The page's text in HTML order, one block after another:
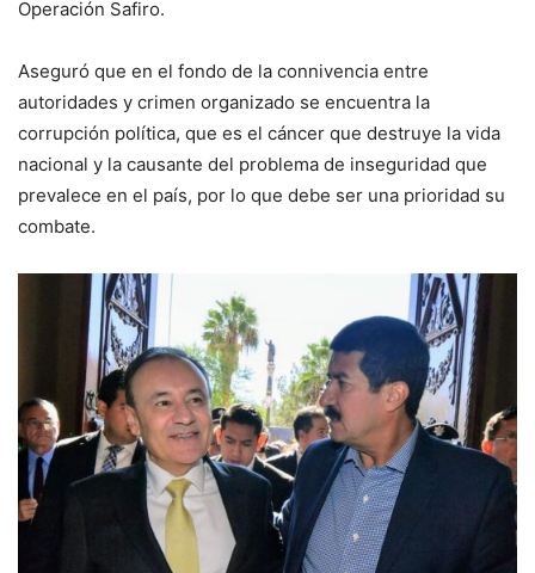
Operación Safiro.
Aseguró que en el fondo de la connivencia entre
autoridades y crimen organizado se encuentra la
corrupción política, que es el cáncer que destruye la vida
nacional y la causante del problema de inseguridad que
prevalece en el país, por lo que debe ser una prioridad su
combate.